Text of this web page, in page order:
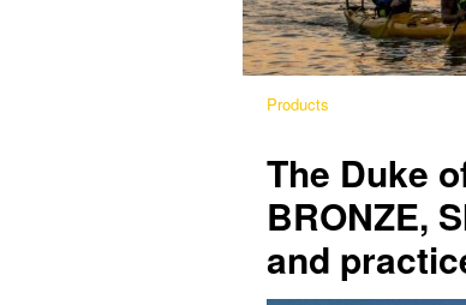
Products
The Duke
BRONZE,
and